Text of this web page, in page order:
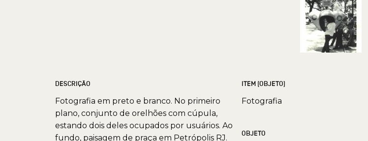
DESCRIÇÃO
Fotografia em preto e branco. No primeiro
plano, conjunto de orelhões com cúpula,
estando dois deles ocupados por usuários. Ao
fundo, paisagem de praça em Petrópolis RJ.
ITEM (OBJETO)
Fotografia
OBJETO